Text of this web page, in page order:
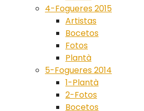
4-Fogueres 2015
Artistas
Bocetos
Fotos
Plantà
5-Fogueres 2014
1-Plantà
2-Fotos
Bocetos